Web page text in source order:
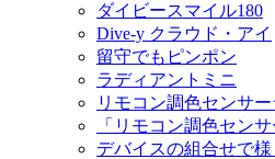
ダイビースマイル180
Dive-y クラウド・アイ
留守でもピンポン
ラディアントミニ
リモコン調色センサー
「リモコン調色セン
デバイスの組合せで